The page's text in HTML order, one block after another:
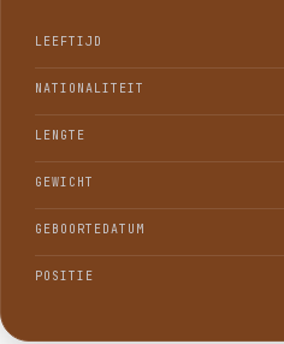
LEEFTIJD
NATIONALITEIT
LENGTE
GEWICHT
GEBOORTEDATUM
POSITIE